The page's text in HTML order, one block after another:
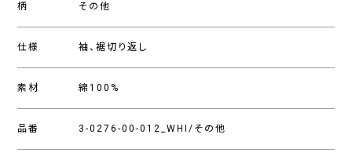
柄 その他
仕様 袖、裾切り返し
素材 綿100%
品番 3-0276-00-012_WHI/その他